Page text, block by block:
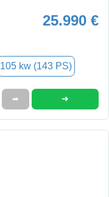
25.990 €
105 kw (143 PS)
➦ ➜